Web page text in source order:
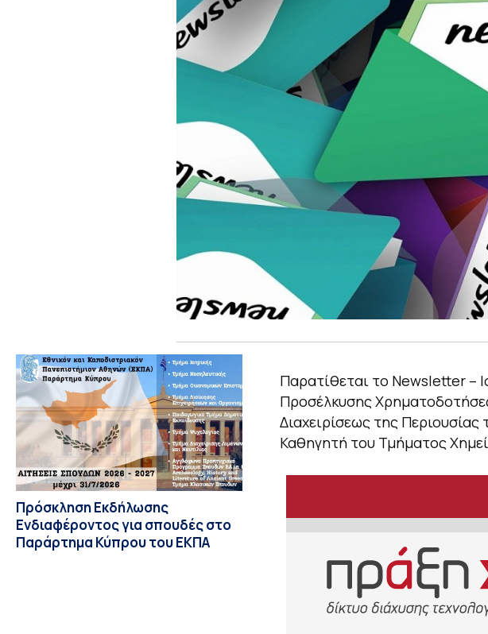
Πρόσκληση Εκδήλωσης
Ενδιαφέροντος για σπουδές στο
Παράρτημα Κύπρου του ΕΚΠΑ
Παρατίθεται το Newsletter –
Προσέλκυσης
Διαχειρίσεως της
Καθηγητή του Τμήματος